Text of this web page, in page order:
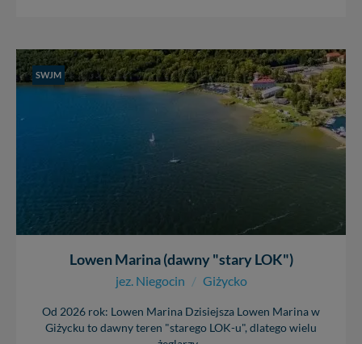
SWJM
Lowen Marina (dawny "stary LOK")
jez. Niegocin / Giżycko
Od 2026 rok: Lowen Marina Dzisiejsza Lowen Marina w
Giżycku to dawny teren "starego LOK-u", dlatego wielu